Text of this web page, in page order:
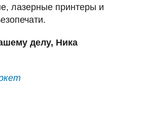
лазерные принтеры и
делу, Ника